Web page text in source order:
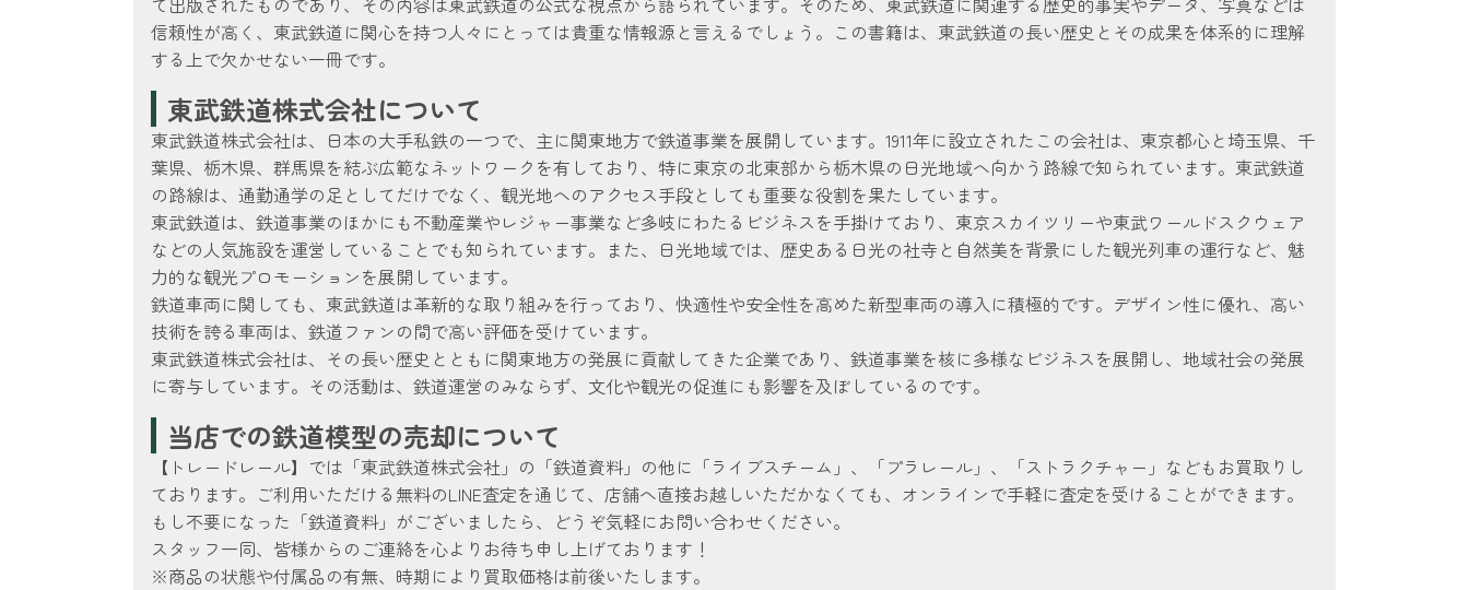
信頼性が高く、東武鉄道に関心を持つ人々にとっては貴重な情報源と言えるでしょう。この書籍は、東武鉄道の長い歴史とその成果を体系的に理解
する上で欠かせない一冊です。
東武鉄道株式会社について
東武鉄道株式会社は、日本の大手私鉄の一つで、主に関東地方で鉄道事業を展開しています。1911年に設立されたこの会社は、東京都心と埼玉県、千
葉県、栃木県、群馬県を結ぶ広範なネットワークを有しており、特に東京の北東部から栃木県の日光地域へ向かう路線で知られています。東武鉄道
の路線は、通勤通学の足としてだけでなく、観光地へのアクセス手段としても重要な役割を果たしています。
東武鉄道は、鉄道事業のほかにも不動産業やレジャー事業など多岐にわたるビジネスを手掛けており、東京スカイツリーや東武ワールドスクウェア
などの人気施設を運営していることでも知られています。また、日光地域では、歴史ある日光の社寺と自然美を背景にした観光列車の運行など、魅
力的な観光プロモーションを展開しています。
鉄道車両に関しても、東武鉄道は革新的な取り組みを行っており、快適性や安全性を高めた新型車両の導入に積極的です。デザイン性に優れ、高い
技術を誇る車両は、鉄道ファンの間で高い評価を受けています。
東武鉄道株式会社は、その長い歴史とともに関東地方の発展に貢献してきた企業であり、鉄道事業を核に多様なビジネスを展開し、地域社会の発展
に寄与しています。その活動は、鉄道運営のみならず、文化や観光の促進にも影響を及ぼしているのです。
当店での鉄道模型の売却について
【トレードレール】では「東武鉄道株式会社」の「鉄道資料」の他に「ライブスチーム」、「プラレール」、「ストラクチャー」などもお買取りし
ております。ご利用いただける無料のLINE査定を通じて、店舗へ直接お越しいただかなくても、オンラインで手軽に査定を受けることができます。
もし不要になった「鉄道資料」がございましたら、どうぞ気軽にお問い合わせください。
スタッフ一同、皆様からのご連絡を心よりお待ち申し上げております！
※商品の状態や付属品の有無、時期により買取価格は前後いたします。